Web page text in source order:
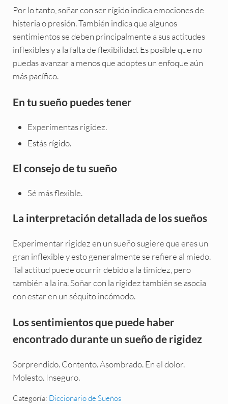
Por lo tanto, soñar con ser rígido indica emociones de
histeria o presión. También indica que algunos
sentimientos se deben principalmente a sus actitudes
inflexibles y a la falta de flexibilidad. Es posible que no
puedas avanzar a menos que adoptes un enfoque aún
más pacífico.
En tu sueño puedes tener
Experimentas rigidez.
Estás rígido.
El consejo de tu sueño
Sé más flexible.
La interpretación detallada de los sueños
Experimentar rigidez en un sueño sugiere que eres un
gran inflexible y esto generalmente se refiere al miedo.
Tal actitud puede ocurrir debido a la timidez, pero
también a la ira. Soñar con la rigidez también se asocia
con estar en un séquito incómodo.
Los sentimientos que puede haber
encontrado durante un sueño de rigidez
Sorprendido. Contento. Asombrado. En el dolor.
Molesto. Inseguro.
Categoría: Diccionario de Sueños